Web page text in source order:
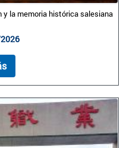
y la memoria histórica salesiana